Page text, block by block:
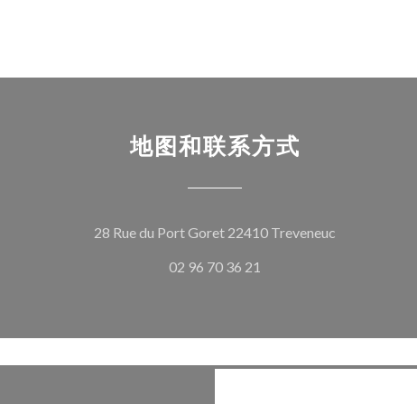
地图和联系方式
28 Rue du Port Goret 22410 Treveneuc
02 96 70 36 21